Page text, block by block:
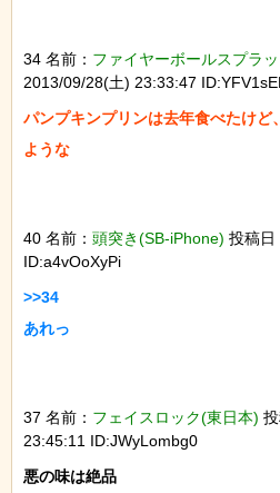
34 名前： ファイヤーボールスプラ
2013/09/28(土) 23:33:47
パンプキンプリンは去年食べたけど
40 名前： 頭突き(SB-iPhone) 投稿
ID:a4vOoXyPi
>>34
37 名前： フェイスロック(東日本)
23:45:11 ID:JWyLombg0